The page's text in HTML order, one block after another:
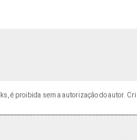
é proibida sem a autorização do autor.